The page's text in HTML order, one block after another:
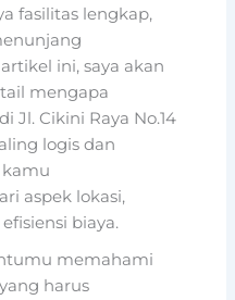
fasilitas lengkap,
ini, saya akan
mengapa
Jl. Cikini Raya No.14
logis dan
aspek lokasi,
biaya.
memahami
harus